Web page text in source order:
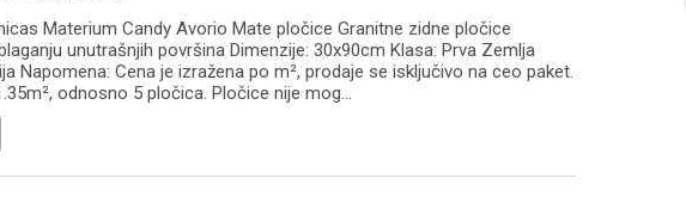
Materium Candy Avorio Mate pločice Granitne zidne pločice
unutrašnjih površina Dimenzije: 30x90cm Klasa: Prva Zemlja
Napomena: Cena je izražena po m², prodaje se isključivo na ceo paket.
odnosno 5 pločica. Pločice nije mog...